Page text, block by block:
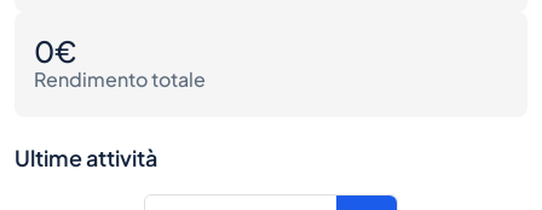
0€
Rendimento totale
Ultime attività